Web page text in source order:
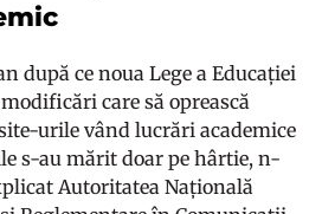
după ce noua Lege a Educației
care să oprească
urile vând lucrări academice
s-au mărit doar pe hârtie, n-
Autoritatea Națională